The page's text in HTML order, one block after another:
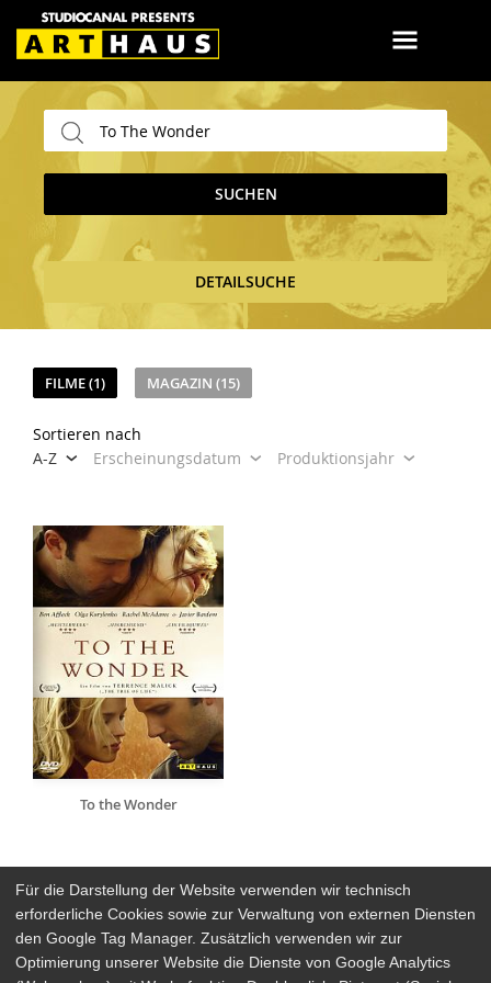
SUCHEN
DETAILSUCHE
FILME (1) MAGAZIN (15)
Sortieren nach
A-Z
Erscheinungsdatum Produktionsjahr
To the Wonder
Arthaus Stores
Für die Darstellung der Website verwenden wir technisch
erforderliche Cookies sowie zur Verwaltung von externen Diensten
den Google Tag Manager. Zusätzlich verwenden wir zur
Optimierung unserer Website die Dienste von Google Analytics